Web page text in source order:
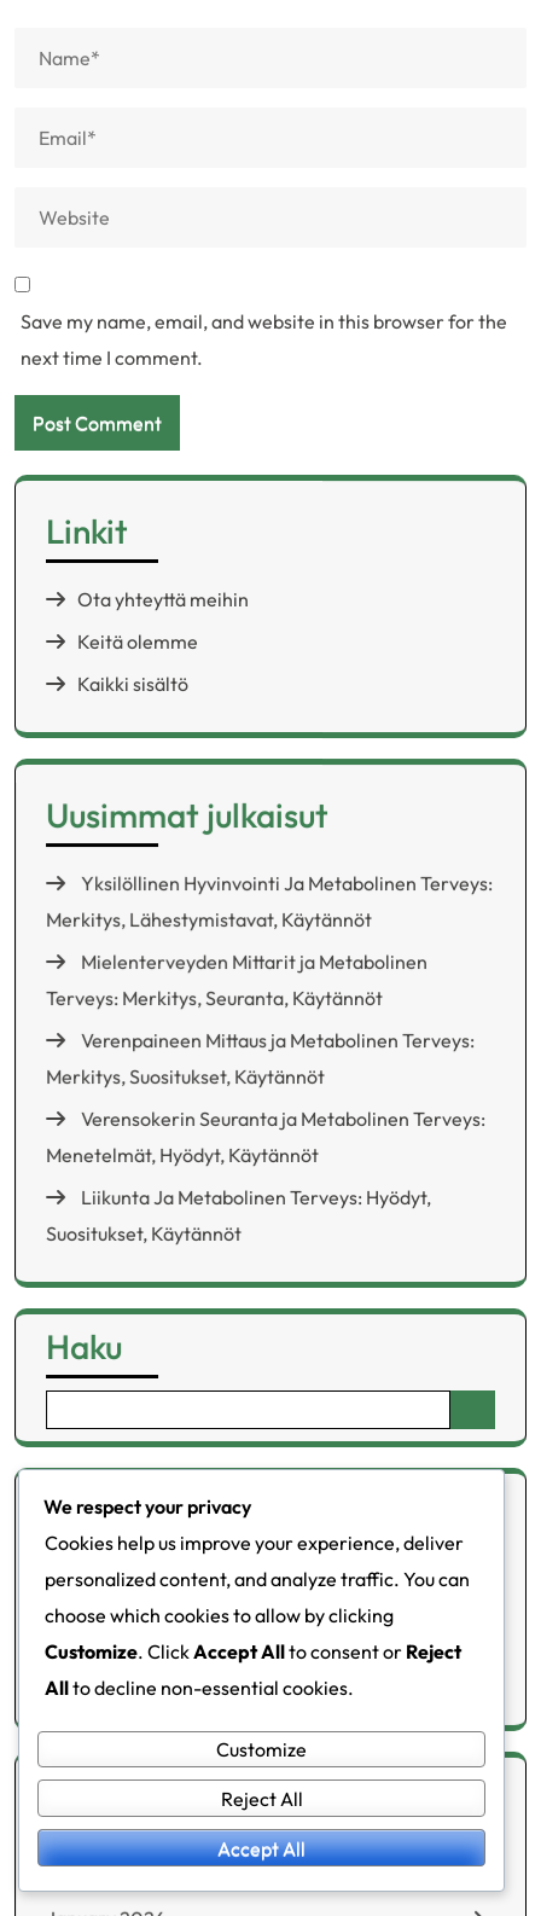
Save my name, email, and website in this browser for the
next time I comment.
Linkit
Ota yhteyttä meihin
Keitä olemme
Kaikki sisältö
Uusimmat julkaisut
Yksilöllinen Hyvinvointi Ja Metabolinen Terveys:
Merkitys, Lähestymistavat, Käytännöt
Mielenterveyden Mittarit ja Metabolinen
Terveys: Merkitys, Seuranta, Käytännöt
Verenpaineen Mittaus ja Metabolinen Terveys:
Merkitys, Suositukset, Käytännöt
Verensokerin Seuranta ja Metabolinen Terveys:
Menetelmät, Hyödyt, Käytännöt
Liikunta Ja Metabolinen Terveys: Hyödyt,
Suositukset, Käytännöt
Haku
for:
Kategoriat
Elämäntapamuutokset
Terveysmittarit
Arkisto
We respect your privacy
Cookies help us improve your experience, deliver
personalized content, and analyze traffic. You can
choose which cookies to allow by clicking
Customize. ClickAccept Allto consent or Reject
Allto decline non-essential cookies.
Customize
Reject All
Accept All